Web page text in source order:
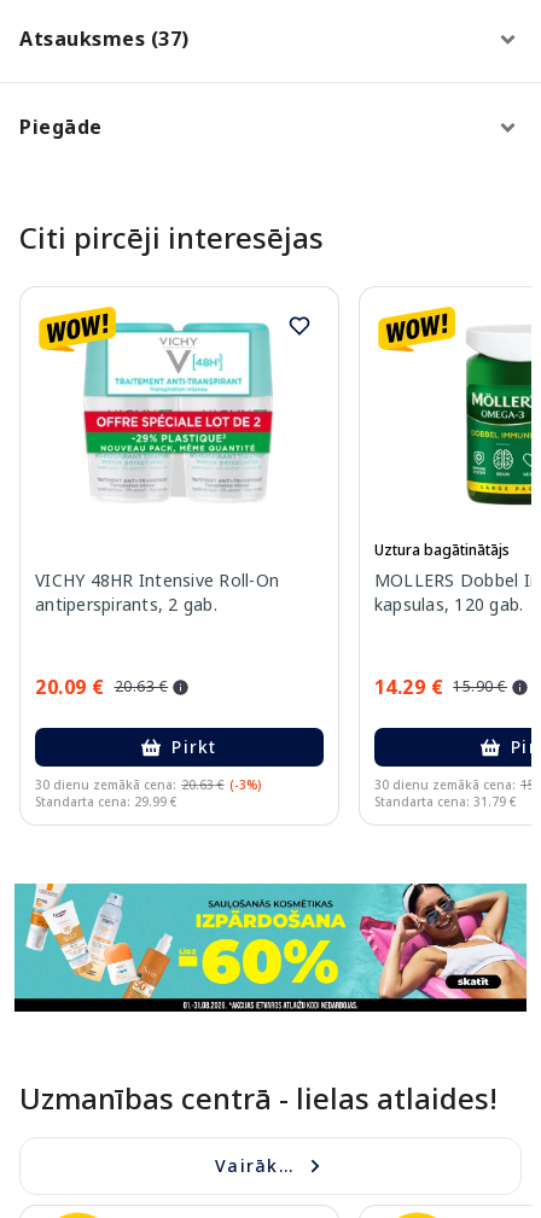
Atsauksmes (37)
Piegāde
Citi pircēji interesējas
VICHY 48HR Intensive Roll-On
antiperspirants, 2 gab.
20.09 € 20.63 €
Pirkt
30 dienu zemākā cena: 20.63 € (-3%)
Standarta cena: 29.99 €
Uztura bagātinātājs
MOLLERS Dobbel
kapsulas, 120 gab.
14.29 € 15.90 €
30 dienu zemākā cena:
Standarta cena: 31.79 €
Uzmanības centrā - lielas atlaides!
Vairāk...